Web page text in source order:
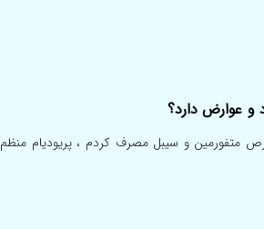
و عوارض دارد؟
متفورمین و سیبل مصرف کردم ، پریودیام منظم